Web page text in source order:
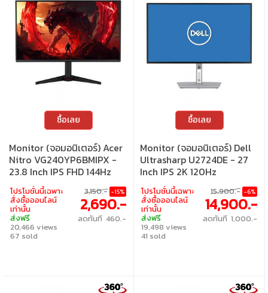
ซื้อเลย
Monitor (จอมอนิเตอร์) Acer
Nitro VG240YP6BMIPX -
23.8 Inch IPS FHD 144Hz
AMD FreeSync
โปรโมชั่นนี้เฉพาะ
สั่งซื้อออนไลน์
เท่านั้น
ส่งฟรี
20,466 views
67 sold
3,150.- -15%
2,690.-
ลดทันที 460.-
ซื้อเลย
Monitor (จอมอนิเตอร์) Dell
Ultrasharp U2724DE - 27
Inch IPS 2K 120Hz
โปรโมชั่นนี้เฉพาะ
สั่งซื้อออนไลน์
เท่านั้น
ส่งฟรี
19,498 views
41 sold
15,900.- -6%
14,900.-
ลดทันที 1,000.-